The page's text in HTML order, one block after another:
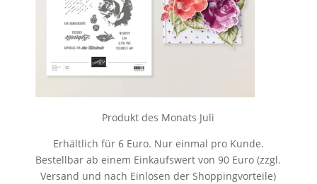
Produkt des Monats Juli
Erhältlich für 6 Euro. Nur einmal pro Kunde.
Bestellbar ab einem Einkaufswert von 90 Euro (zzgl.
Versand und nach Einlösen der Shoppingvorteile)